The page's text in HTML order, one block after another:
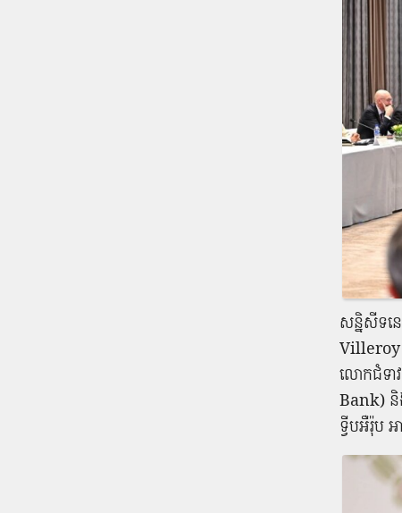
សន្និសីទន
Villeroy
លោកជំទា
Bank) និ
ទ្វីបអឺរ៉ុប